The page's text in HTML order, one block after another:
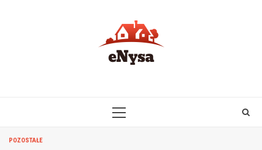
PRIMARY
POZOSTAŁE